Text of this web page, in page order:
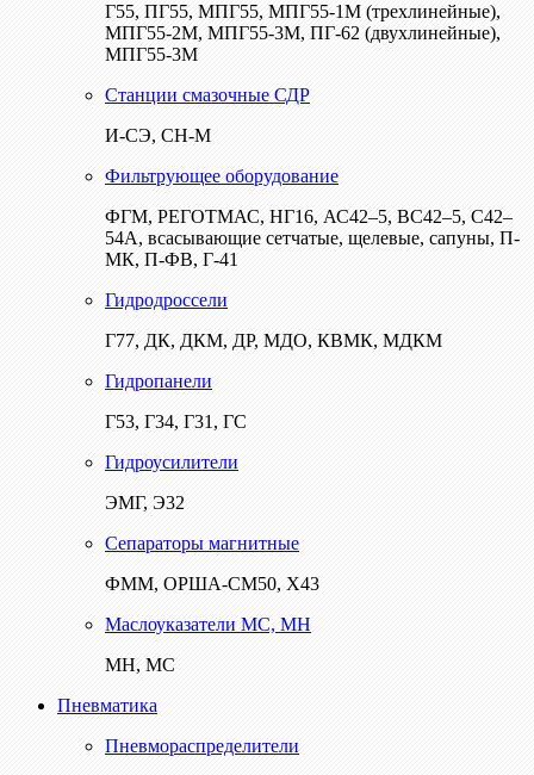
Г55, ПГ55, МПГ55, МПГ55-1М (трехлинейные),
МПГ55-2М, МПГ55-3М, ПГ-62 (двухлинейные),
МПГ55-3М
Станции смазочные СДР
И-СЭ, СН-М
Фильтрующее оборудование
ФГМ, РЕГОТМАС, НГ16, АС42–5, ВС42–5, С42–
54А, всасывающие сетчатые, щелевые, сапуны, П-
МК, П-ФВ, Г-41
Гидродроссели
Г77, ДК, ДКМ, ДР, МДО, КВМК, МДКМ
Гидропанели
Г53, Г34, Г31, ГС
Гидроусилители
ЭМГ, Э32
Сепараторы магнитные
ФММ, ОРША-СМ50, Х43
Маслоуказатели МС, МН
МН, МС
Пневматика
Пневмораспределители